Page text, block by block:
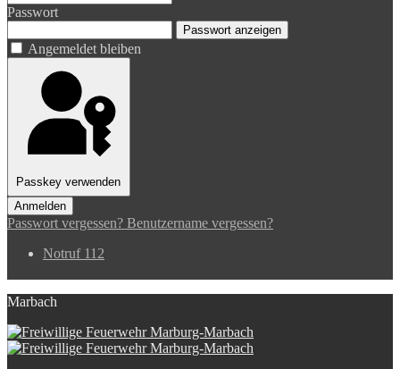
Passwort
Passwort anzeigen
Angemeldet bleiben
Passkey verwenden
Anmelden
Passwort vergessen? Benutzername vergessen?
Notruf 112
Marbach